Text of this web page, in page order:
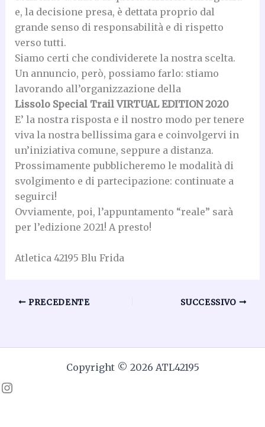
e, la decisione presa, è dettata proprio dal
grande senso di responsabilità e di rispetto
verso tutti.
Siamo certi che condividerete la nostra scelta.
Un annuncio, però, possiamo farlo: stiamo
lavorando all’organizzazione della
Lissolo Special Trail VIRTUAL EDITION 2020
E’ la nostra risposta e il nostro modo per tenere
viva la nostra bellissima gara e coinvolgervi in
un’iniziativa comune, seppure a distanza.
Prossimamente pubblicheremo le modalità di
svolgimento e di partecipazione: continuate a
seguirci!
Ovviamente, poi, l’appuntamento “reale” sarà
per l’edizione 2021! A presto!
Atletica 42195 Blu Frida
PRECEDENTE SUCCESSIVO
Copyright © 2026 ATL42195